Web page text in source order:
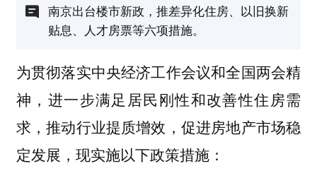
南京出台楼市新政，推差异化住房、以旧换新
贴息、人才房票等六项措施。
为贯彻落实中央经济工作会议和全国两会精
神，进一步满足居民刚性和改善性住房需
求，推动行业提质增效，促进房地产市场稳
定发展，现实施以下政策措施：